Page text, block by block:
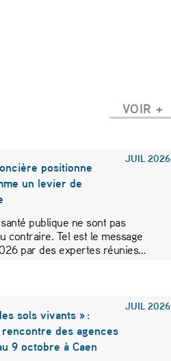
VOIR +
JUIL 2026
positionne
un levier de
publique ne sont pas
contraire. Tel est le message
par des expertes réunies…
JUIL 2026
sols vivants » :
des agences
9 octobre à Caen